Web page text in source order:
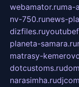
webamator.ruma-
nv-750.runews-
dizfiles.ru
planeta-samara.ru
matrasy-
dotcustoms.ru
narasimha.ru